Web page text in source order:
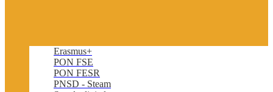
Erasmus+
PON FSE
PON FESR
PNSD - Steam